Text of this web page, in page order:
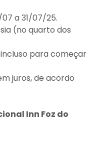
07 a 31/07/25.
(no quarto dos
para começar
juros, de acordo
Inn Foz do